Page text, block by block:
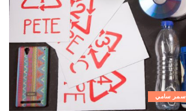
سمر سامي